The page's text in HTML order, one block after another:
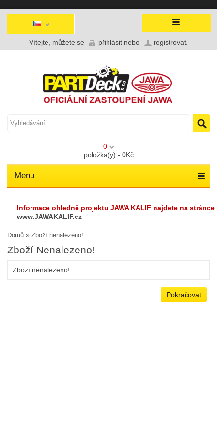
Vítejte, můžete se přihlásit nebo registrovat
0
položka(y) - 0Kč
Menu
Informace ohledně projektu JAWA KALIF najdete na stránce
www.JAWAKALIF.cz
Domů » Zboží nenalezeno!
Zboží Nenalezeno!
Zboží nenalezeno!
Pokračovat